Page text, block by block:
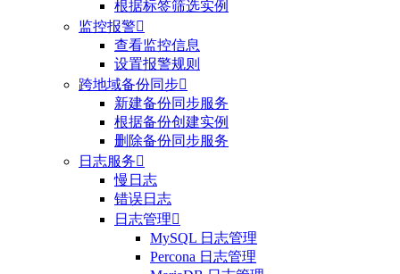
根据标签筛选实例
监控报警
查看监控信息
设置报警规则
跨地域备份同步
新建备份同步服务
根据备份创建实例
删除备份同步服务
日志服务
慢日志
错误日志
日志管理
MySQL 日志管理
Percona 日志管理